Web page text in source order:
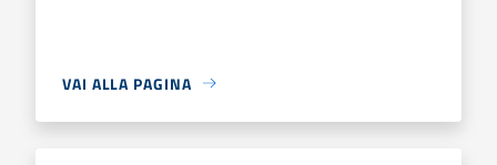
VAI ALLA PAGINA